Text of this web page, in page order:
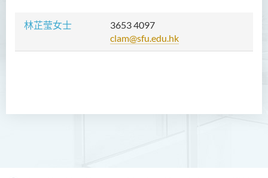
林芷莹女士
3653 4097
clam@sfu.edu.hk